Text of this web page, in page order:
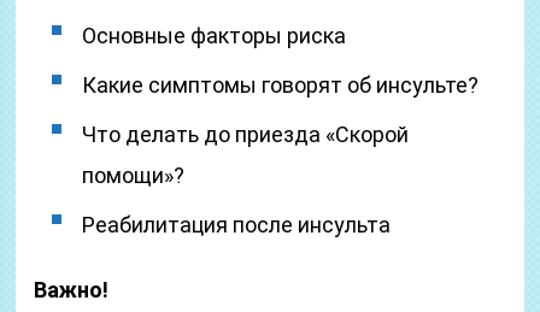
Основные факторы риска
Какие симптомы говорят об инсульте?
Что делать до приезда «Скорой
помощи»?
Реабилитация после инсульта
Важно!